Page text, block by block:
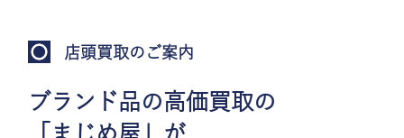
店頭買取のご案内
ブランド品の高価買取の
「まじめ屋」が